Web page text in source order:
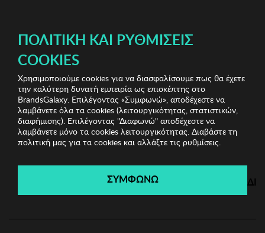
Home Accessories Είδη σπιτιού
Τραπεζομάντιλο Zsa
Zsa Zsu
Home Accessories
Λήγει σε: 00ημέρες | 00ώρες 00λεπτά 00δευτ.
ΠΟΛΙΤΙΚΉ ΚΑΙ ΡΥΘΜΊΣΕΙΣ
COOKIES
Χρησιμοποιούμε cookies για να διασφαλίσουμε πως θα έχετε
την καλύτερη δυνατή εμπειρία ως επισκέπτης στο
BrandsGalaxy. Επιλέγοντας «Συμφωνώ», αποδέχεστε να
λαμβάνετε όλα τα cookies (λειτουργικότητας, στατιστικών,
διαφήμισης). Επιλέγοντας "Διαφωνώ" αποδέχεστε να
λαμβάνετε μόνο τα cookies λειτουργικότητας. Διαβάστε τη
πολιτική μας για τα cookies και αλλάξτε τις ρυθμίσεις.
ΣΥΜΦΩΝΩ